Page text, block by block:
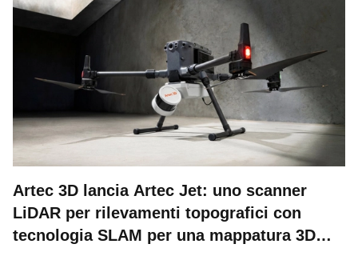
Artec 3D lancia Artec Jet: uno scanner
LiDAR per rilevamenti topografici con
tecnologia SLAM per una mappatura 3D